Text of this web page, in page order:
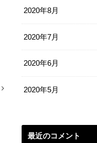
2020年8月
2020年7月
2020年6月
2020年5月
最近のコメント